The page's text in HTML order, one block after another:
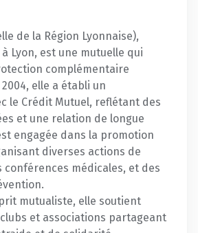
de la Région Lyonnaise),
Lyon, est une mutuelle qui
complémentaire
elle a établi un
le Crédit Mutuel, reflétant des
et une relation de longue
engagée dans la promotion
diverses actions de
conférences médicales, et des
mutualiste, elle soutient
et associations partageant